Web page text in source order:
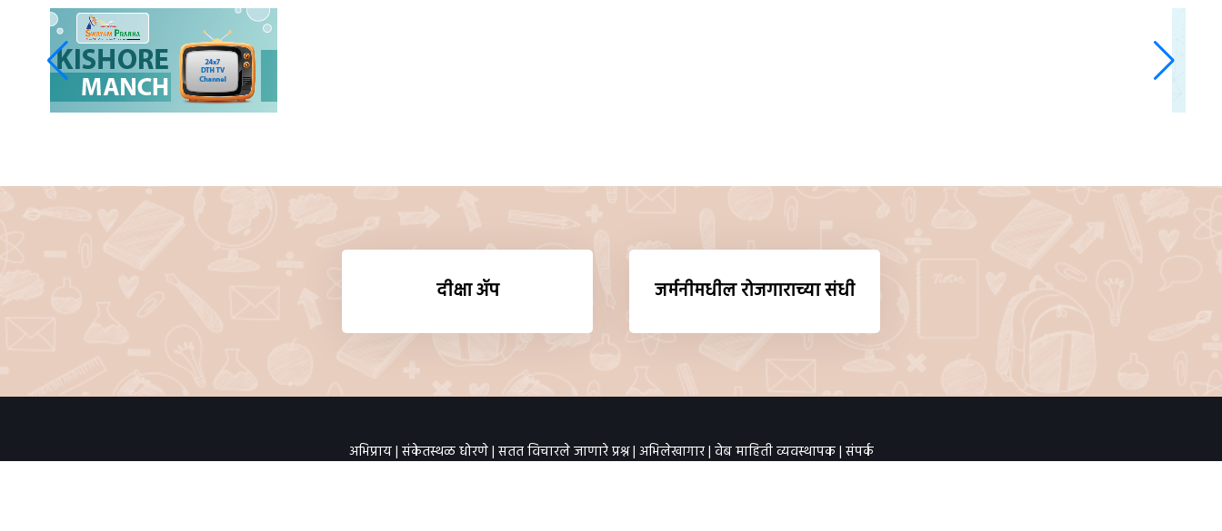
दीक्षा ॲप जर्मनीमधील रोजगाराच्या संधी
अभिप्राय| संकेतस्थळ धोरणे| सतत विचारले जाणारे प्रश्न| अभिलेखागार| वेब माहिती व्यवस्थापक| संपर्क